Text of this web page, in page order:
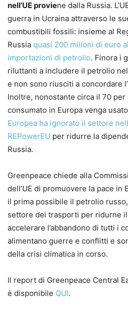
nell’UE proviene dalla Russia.
guerra in Ucraina attraverso le
combustibili fossili: insieme al
Russia quasi 200 milioni di euro
importazioni di petrolio. Finora i
riluttanti a includere il petrolio
e non sono riusciti a concordare
Inoltre, nonostante circa il 70
consumato in Europa venga
Europea ha ignorato il settore
REPowerEU per ridurre la
Russia.
Greenpeace chiede alla
dell’UE di promuovere la pace in
il prima possibile il petrolio
settore dei trasporti per ridurne
accelerare l’abbandono di tutti i
alimentano guerre e conflitti e
della crisi climatica in corso.
Il report di Greenpeace Central
è disponibile QUI.